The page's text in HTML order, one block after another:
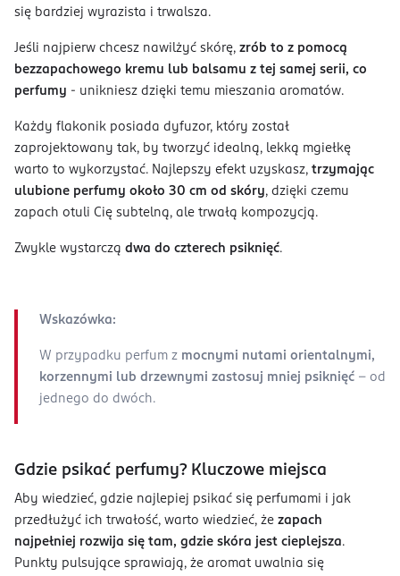
się bardziej wyrazista i trwalsza.
Jeśli najpierw chcesz nawilżyć skórę, zrób to z pomocą
bezzapachowego kremu lub balsamu z tej samej serii, co
perfumy - unikniesz dzięki temu mieszania aromatów.
Każdy flakonik posiada dyfuzor, który został
zaprojektowany tak, by tworzyć idealną, lekką mgiełkę
warto to wykorzystać. Najlepszy efekt uzyskasz, trzymając
ulubione perfumy około 30 cm od skóry, dzięki czemu
zapach otuli Cię subtelną, ale trwałą kompozycją.
Zwykle wystarczą dwa do czterech psiknięć.
Wskazówka:
W przypadku perfum z mocnymi nutami orientalnymi,
korzennymi lub drzewnymi zastosuj mniej psiknięć - od
jednego do dwóch.
Gdzie psikać perfumy? Kluczowe miejsca
Aby wiedzieć, gdzie najlepiej psikać się perfumami i jak
przedłużyć ich trwałość, warto wiedzieć, że zapach
najpełniej rozwija się tam, gdzie skóra jest cieplejsza.
Punkty pulsujące sprawiają, że aromat uwalnia się